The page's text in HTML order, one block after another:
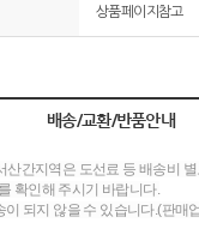
상품페이지참고
배송/교환/반품안내
간지역은 도선료 등 배송비
확인해 주시기 바랍니다.
이 되지 않을 수 있습니다.(판